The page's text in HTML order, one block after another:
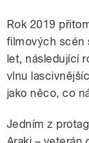
Rok 2019
filmových scén
let, následující
vlnu
jako něco, co
Jedním z